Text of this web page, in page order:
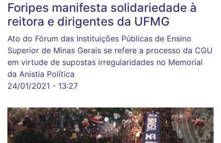
Foripes manifesta solidariedade à
reitora e dirigentes da UFMG
Ato do Fórum das Instituições Públicas de Ensino
Superior de Minas Gerais se refere a processo da CGU
em virtude de supostas irregularidades no Memorial
da Anistia Política
24/01/2021 - 13:27